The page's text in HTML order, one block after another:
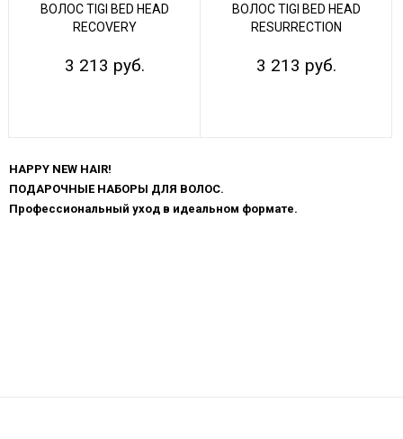
ВОЛОС TIGI BED HEAD
RECOVERY
3 213 руб.
ВОЛОС TIGI BED HEAD
RESURRECTION
3 213 руб.
HAPPY NEW HAIR!
ПОДАРОЧНЫЕ НАБОРЫ ДЛЯ ВОЛОС.
Профессиональный уход в идеальном формате.